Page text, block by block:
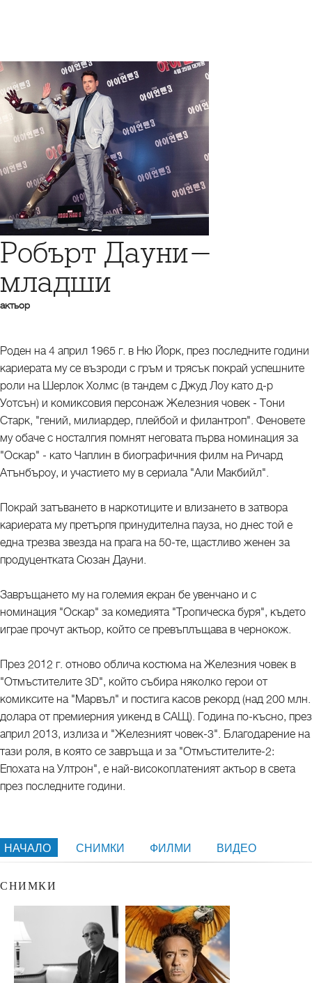
Робърт Дауни-
младши
актьор
Роден на 4 април 1965 г. в Ню Йорк, през последните години
кариерата му се възроди с гръм и трясък покрай успешните
роли на Шерлок Холмс (в тандем с Джуд Лоу като д-р
Уотсън) и комиксовия персонаж Железния човек - Тони
Старк, "гений, милиардер, плейбой и филантроп". Феновете
му обаче с носталгия помнят неговата първа номинация за
"Оскар" - като Чаплин в биографичния филм на Ричард
Атънбъроу, и участието му в сериала "Али Макбийл".
Покрай затъването в наркотиците и влизането в затвора
кариерата му претърпя принудителна пауза, но днес той е
една трезва звезда на прага на 50-те, щастливо женен за
продуцентката Сюзан Дауни.
Завръщането му на големия екран бе увенчано и с
номинация "Оскар" за комедията "Тропическа буря", където
играе прочут актьор, който се превъплъщава в чернокож.
През 2012 г. отново облича костюма на Железния човек в
"Отмъстителите 3D", който събира няколко герои от
комиксите на "Марвъл" и постига касов рекорд (над 200 млн.
долара от премиерния уикенд в САЩ). Година по-късно, през
април 2013, излиза и "Железният човек-3". Благодарение на
тази роля, в която се завръща и за "Отмъстителите-2:
Епохата на Ултрон", е най-високоплатеният актьор в света
през последните години.
НАЧАЛО СНИМКИ ФИЛМИ ВИДЕО
СНИМКИ